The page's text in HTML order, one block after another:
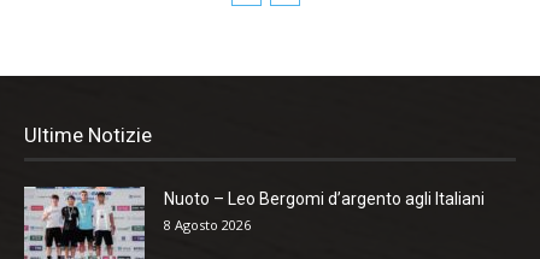
Ultime Notizie
Nuoto – Leo Bergomi d’argento agli Italiani
8 Agosto 2026